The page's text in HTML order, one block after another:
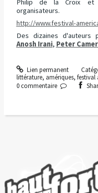
Philip de la Croix et
organisateurs.
http://www.festival-
Des dizaines d'auteurs
Anosh Irani, Peter
Lien permanent
littérature, amériques, festival
0 commentaire